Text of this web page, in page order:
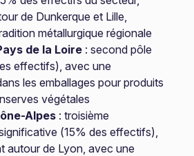
de Dunkerque et Lille,
métallurgique régionale
de la Loire : second pôle
effectifs), avec une
les emballages pour produits
végétales
Alpes : troisième
(15% des effectifs),
autour de Lyon, avec une